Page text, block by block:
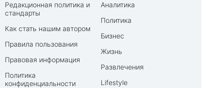
Редакционная политика и
стандарты
Как стать нашим автором
Правила пользования
Правовая информация
Политика
конфиденциальности
Аналитика
Политика
Бизнес
Жизнь
Развлечения
Lifestyle